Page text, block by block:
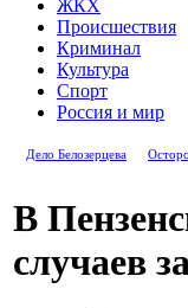
ЖКХ
Происшествия
Криминал
Культура
Спорт
Россия и мир
Дело Белозерцева
В
случаев